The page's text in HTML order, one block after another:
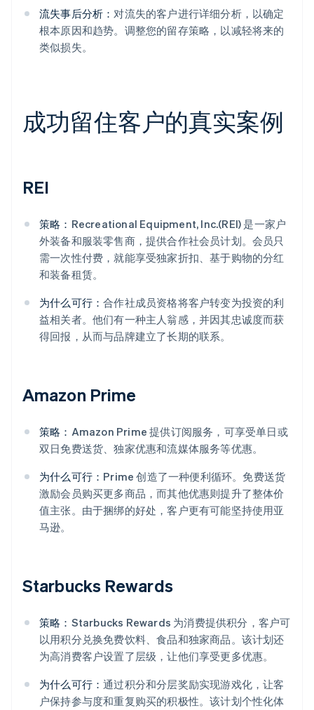
流失事后分析：对流失的客户进行详细分析，以确定
根本原因和趋势。调整您的留存策略，以减轻将来的
类似损失。
成功留住客户的真实案例
REI
策略： Recreational Equipment, Inc.(REI) 是一家户
外装备和服装零售商，提供合作社会员计划。会员只
需一次性付费，就能享受独家折扣、基于购物的分红
和装备租赁。
为什么可行：合作社成员资格将客户转变为投资的利
益相关者。他们有一种主人翁感，并因其忠诚度而获
得回报，从而与品牌建立了长期的联系。
Amazon Prime
策略： Amazon Prime 提供订阅服务，可享受单日或
双日免费送货、独家优惠和流媒体服务等优惠。
为什么可行： Prime 创造了一种便利循环。免费送货
激励会员购买更多商品，而其他优惠则提升了整体价
值主张。由于捆绑的好处，客户更有可能坚持使用亚
马逊。
Starbucks Rewards
策略： Starbucks Rewards 为消费提供积分，客户可
以用积分兑换免费饮料、食品和独家商品。该计划还
为高消费客户设置了层级，让他们享受更多优惠。
为什么可行：通过积分和分层奖励实现游戏化，让客
户保持参与度和重复购买的积极性。该计划个性化体